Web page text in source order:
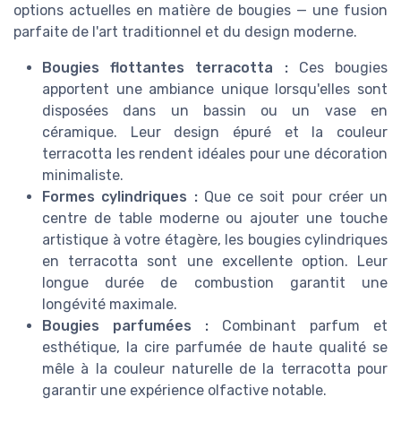
options actuelles en matière de bougies — une fusion
parfaite de l'art traditionnel et du design moderne.
Bougies flottantes terracotta :Ces bougies
apportent une ambiance unique lorsqu'elles sont
disposées dans un bassin ou un vase en
céramique. Leur design épuré et la couleur
terracotta les rendent idéales pour une décoration
minimaliste.
Formes cylindriques :Que ce soit pour créer un
centre de table moderne ou ajouter une touche
artistique à votre étagère, les bougies cylindriques
en terracotta sont une excellente option. Leur
longue durée de combustion garantit une
longévité maximale.
Bougies parfumées : Combinant parfum et
esthétique, la cire parfumée de haute qualité se
mêle à la couleur naturelle de la terracotta pour
garantir une expérience olfactive notable.